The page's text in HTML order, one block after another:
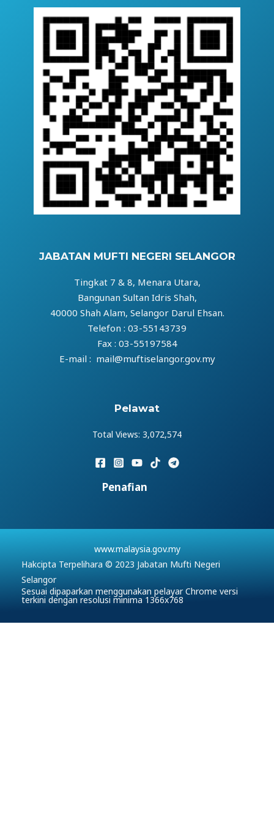
JABATAN MUFTI NEGERI SELANGOR
Tingkat 7 & 8, Menara Utara,
Bangunan Sultan Idris Shah,
40000 Shah Alam, Selangor Darul Ehsan.
Telefon : 03-55143739
Fax : 03-55197584
E-mail : mail@muftiselangor.gov.my
Pelawat
Total Views: 3,072,574
Penafian
www.malaysia.gov.my
Hakcipta Terpelihara © 2023 Jabatan Mufti Negeri
Selangor
Sesuai dipaparkan menggunakan pelayar Chrome versi
terkini dengan resolusi minima 1366x768